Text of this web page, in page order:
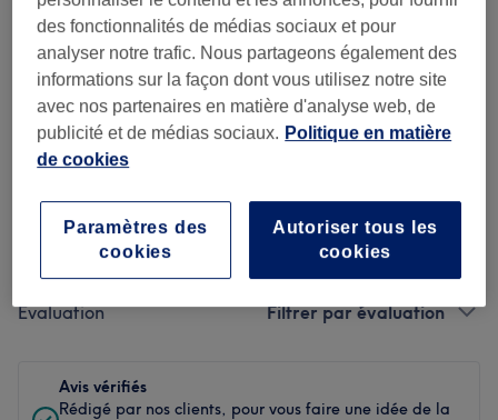
Propreté
Personnel
Soin de
Toutes les prestations
Évaluation Filtrer par évaluation
Avis vérifiés
Rédigé par nos clients, pour vous faire une idée de la
des fonctionnalités de médias sociaux et pour
analyser notre trafic. Nous partageons également des
informations sur la façon dont vous utilisez notre site
avec nos partenaires en matière d'analyse web, de
publicité et de médias sociaux. Politique en matière
de cookies
Autoriser tous les
cookies
Paramètres des
cookies